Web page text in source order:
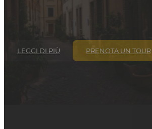
LEGGI DI PIÙ PRENOTA UN TOUR